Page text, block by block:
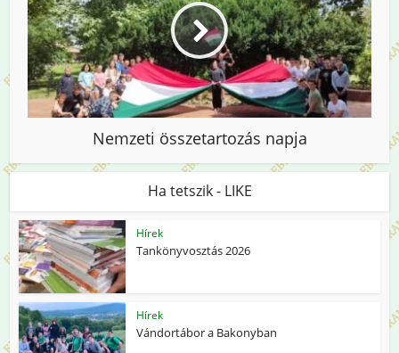
Nemzeti összetartozás napja
Ha tetszik - LIKE
Hírek
Tankönyvosztás 2026
Hírek
Vándortábor a Bakonyban